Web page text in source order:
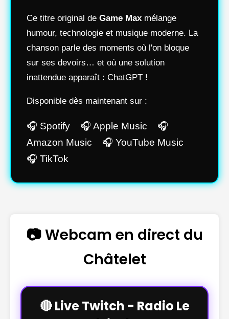
Ce titre original de Game Max mélange
humour, technologie et musique moderne. La
chanson parle des moments où l'on bloque
sur ses devoirs… et où une solution
inattendue apparaît : ChatGPT !
Disponible dès maintenant sur :
🎧 Spotify 🎧 Apple Music 🎧
Amazon Music 🎧 YouTube Music
🎧 TikTok
📷 Webcam en direct du
Châtelet
🔴 Live Twitch - Radio Le